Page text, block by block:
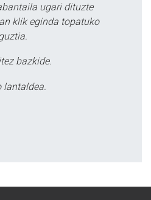
ugari dituzte
klik eginda topatuko
bazkide.
lantaldea.